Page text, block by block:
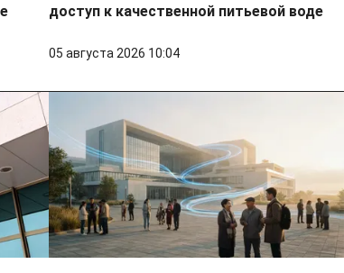
доступ к качественной питьевой воде
05 августа 2026 10:04